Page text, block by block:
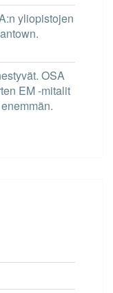
yliopistojen
OSA
EM -mitalit